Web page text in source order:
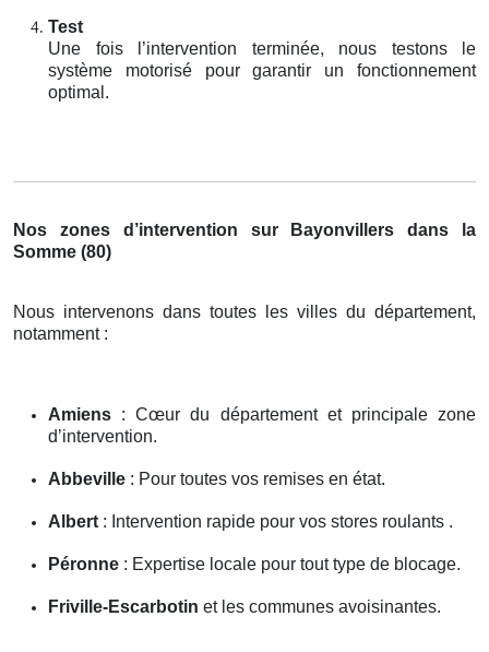
Test
Une fois l’intervention terminée, nous testons le
système motorisé pour garantir un fonctionnement
optimal.
Nos zones d’intervention sur Bayonvillers dans la
Somme (80)
Nous intervenons dans toutes les villes du département,
notamment :
Amiens : Cœur du département et principale zone
d’intervention.
Abbeville : Pour toutes vos remises en état.
Albert : Intervention rapide pour vos stores roulants .
Péronne : Expertise locale pour tout type de blocage.
Friville-Escarbotin et les communes avoisinantes.